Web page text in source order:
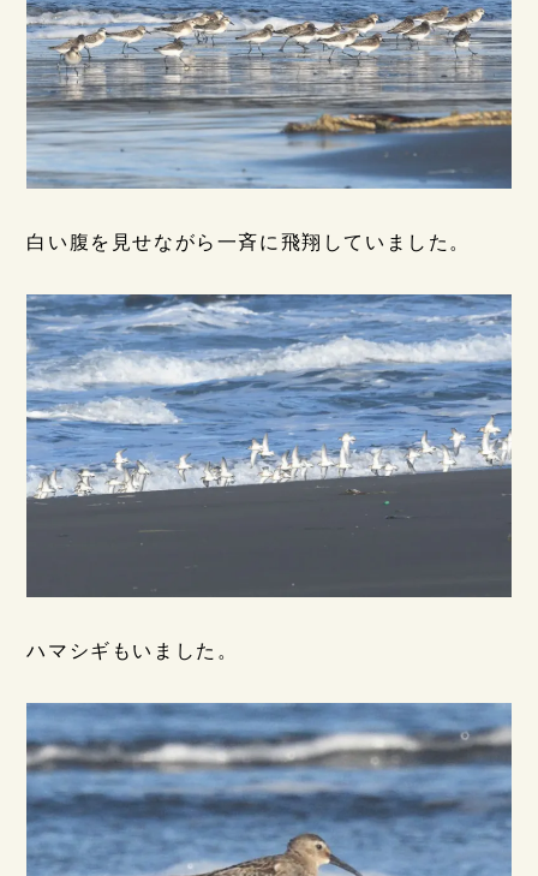
白い腹を見せながら一斉に飛翔していました。
ハマシギもいました。